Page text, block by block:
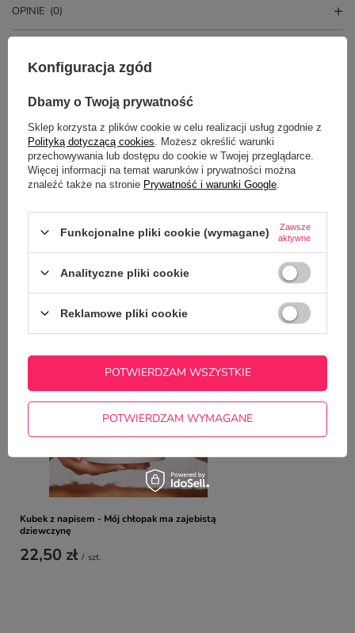
OPINIE (0)
Potrzebujesz pomocy? Masz pytania?
niezwłocznie, najciekawsze pytania i
odpowiedzi publikując dla innych.
ZADAJ PYTANIE
NAJCZĘŚCIEJ KUPOWANE Z
TYM TOWAREM
Kubek z napisem - Mój chłopak ma zajebistą
dziewczynę
22,50 zł / szt.
Kubek z nadrukiem
22,50 zł
Konfiguracja zgód
Dbamy o Twoją prywatność
Sklep korzysta z plików cookie w celu realizacji usług zgodnie z
Polityką dotyczącą cookies . Możesz określić warunki
przechowywania lub dostępu do cookie w Twojej przeglądarce.
Więcej informacji na temat warunków i prywatności można
znaleźć także na stronie Prywatność i warunki Google
Funkcjonalne pliki cookie (wymagane)
Zawsze
aktywne
Analityczne pliki cookie
Reklamowe pliki cookie
POTWIERDZAM WYMAGANE
POTWIERDZAM WSZYSTKIE